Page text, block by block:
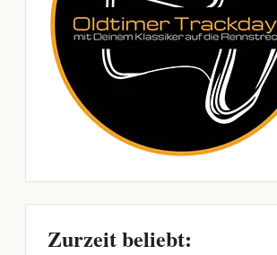
Zurzeit beliebt: